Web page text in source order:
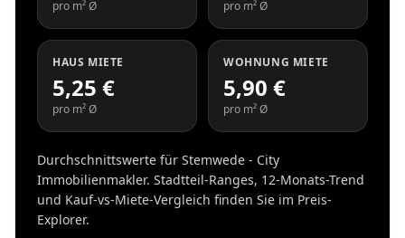
pro m² Ø pro m² Ø
HAUS MIETE
5,25 €
pro m² Ø
WOHNUNG MIETE
5,90 €
pro m² Ø
Durchschnittswerte für Stemwede - City
Immobilienmakler. Stadtteil-Ranges, 12-Monats-Trend
und Kauf-vs-Miete-Vergleich finden Sie im Preis-
Explorer.